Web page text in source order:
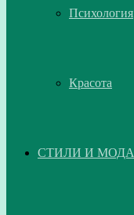
Психология
Красота
СТИЛИ И МОДА